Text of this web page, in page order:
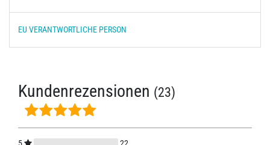
EU VERANTWORTLICHE PERSON
Kundenrezensionen (23)